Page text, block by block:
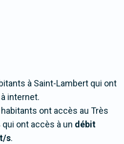
à Saint-Lambert qui ont
internet.
ont accès au Très
qui ont accès à un débit
s.